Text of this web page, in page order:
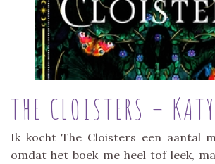
THE CLOISTERS –
Ik kocht The Cloisters een aantal
omdat het boek me heel tof leek,